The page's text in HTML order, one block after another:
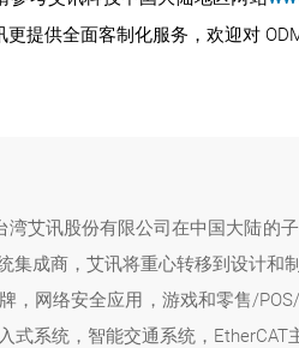
提供全面客制化服务，欢迎对
艾讯股份有限公司在中国大陆的
集成商，艾讯将重心转移到设计和
，网络安全应用，游戏和零售/
式系统，智能交通系统，